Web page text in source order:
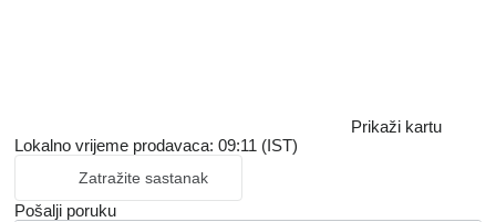
Prikaži kartu
Lokalno vrijeme prodavaca: 09:11 (IST)
Zatražite sastanak
Pošalji poruku